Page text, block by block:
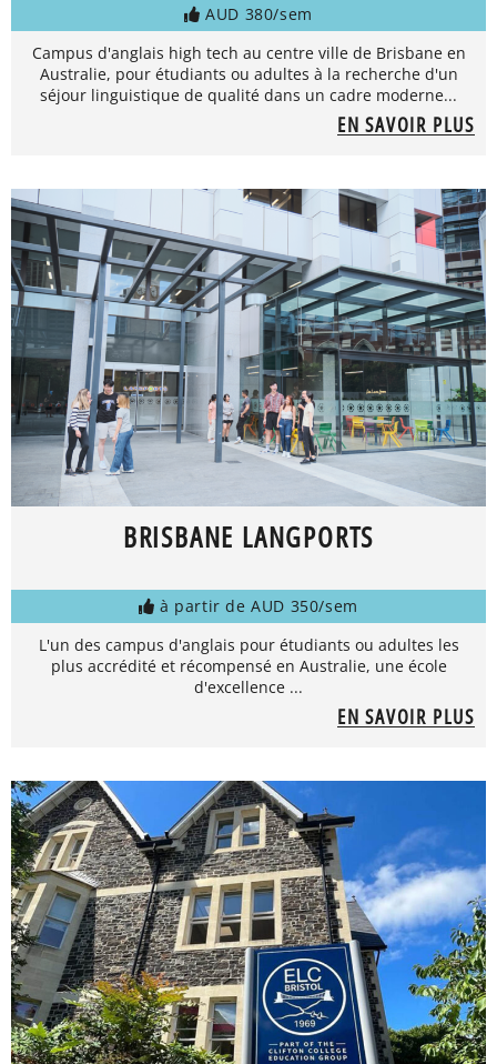
AUD 380/sem
Campus d'anglais high tech au centre ville de Brisbane en
Australie, pour étudiants ou adultes à la recherche d'un
séjour linguistique de qualité dans un cadre moderne...
EN SAVOIR PLUS
BRISBANE LANGPORTS
à partir de AUD 350/sem
L'un des campus d'anglais pour étudiants ou adultes les
plus accrédité et récompensé en Australie, une école
d'excellence ...
EN SAVOIR PLUS